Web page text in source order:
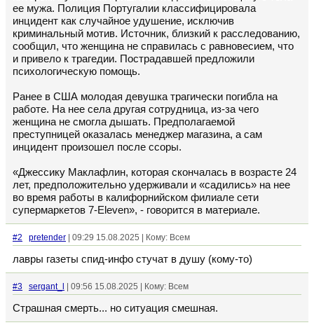
ее мужа. Полиция Португалии классифицировала
инцидент как случайное удушение, исключив
криминальный мотив. Источник, близкий к расследованию,
сообщил, что женщина не справилась с равновесием, что
и привело к трагедии. Пострадавшей предложили
психологическую помощь.
Ранее в США молодая девушка трагически погибла на
работе. На нее села другая сотрудница, из-за чего
женщина не смогла дышать. Предполагаемой
преступницей оказалась менеджер магазина, а сам
инцидент произошел после ссоры.
«Джессику Маклафлин, которая скончалась в возрасте 24
лет, предположительно удерживали и «садились» на нее
во время работы в калифорнийском филиале сети
супермаркетов 7-Eleven», - говорится в материале.
#2 pretender | 09:29 15.08.2025 | Кому: Всем
лавры газеты спид-инфо стучат в душу (кому-то)
#3 sergant_l | 09:56 15.08.2025 | Кому: Всем
Страшная смерть... но ситуация смешная.